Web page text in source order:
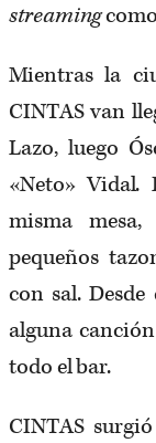
streaming
Mientras la
CINTAS van
Lazo, luego
«Neto» Vidal.
misma
pequeños
con sal.
alguna
todo el bar.
CINTAS